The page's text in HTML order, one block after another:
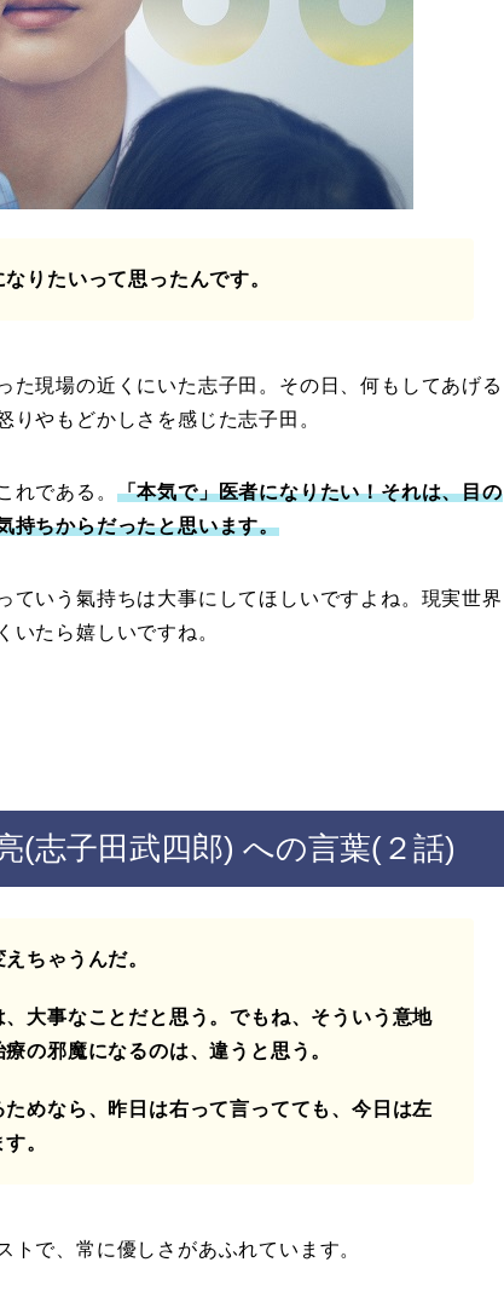
りたいって思ったんです。
た現場の近くにいた志子田。その日、何もしてあげる
りやもどかしさを感じた志子田。
れである。 「本気で」医者になりたい！それは、目の
持ちからだったと思います。
ていう氣持ちは大事にしてほしいですよね。現実世界
いたら嬉しいですね。
(志子田武四郎) への言葉(２話)
ちゃうんだ。
大事なことだと思う。でもね、そういう意地
の邪魔になるのは、違うと思う。
めなら、昨日は右って言ってても、今日は左
。
で、常に優しさがあふれています。